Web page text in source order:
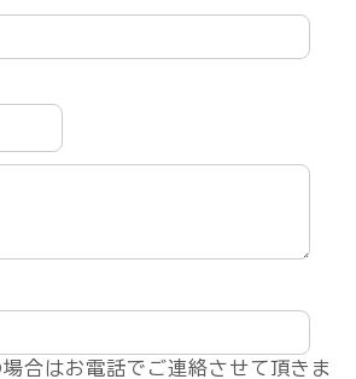
合はお電話でご連絡させて頂きま